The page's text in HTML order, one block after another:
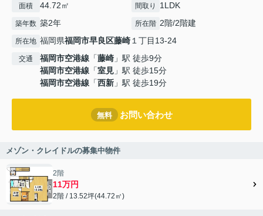
面積 44.72㎡ 間取り 1LDK
築年数 築2年 所在階 2階/2階建
所在地 福岡県福岡市早良区藤崎１丁目13-24
交通 福岡市空港線 「藤崎 」駅 徒歩9分
福岡市空港線 「室見 」駅 徒歩15分
福岡市空港線 「西新 」駅 徒歩19分
無料 お問い合わせ
メゾン・クレイドルの募集中物件
2階
11万円
2階 / 13.52坪(44.72㎡)